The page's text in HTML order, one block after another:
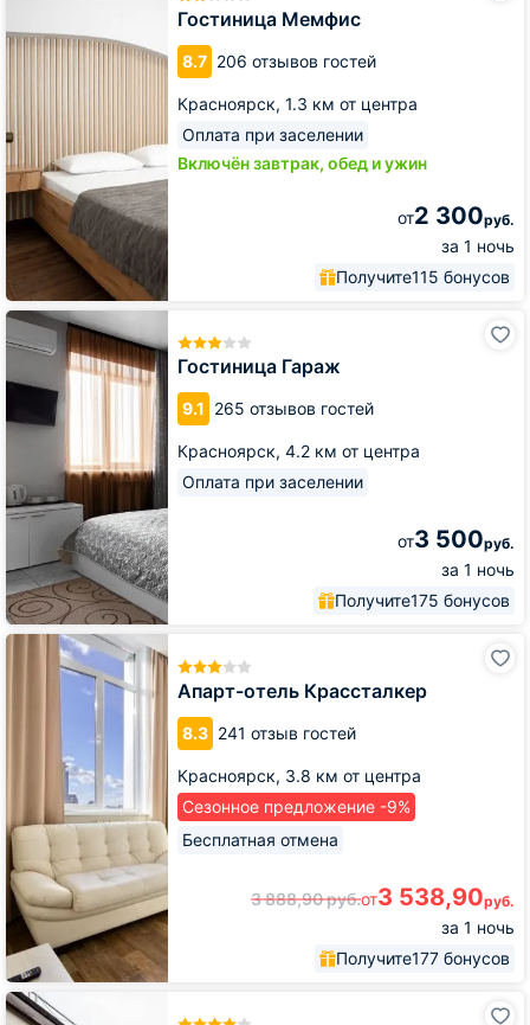
Гостиница Мемфис
8.7 206 отзывов гостей
Красноярск, 1.3 км от центра
Оплата при заселении
Включён завтрак, обед и ужин
от2 300руб.
за 1 ночь
Получите115 бонусов
Гостиница Гараж
9.1 265 отзывов гостей
Красноярск, 4.2 км от центра
Оплата при заселении
от3 500руб.
за 1 ночь
Получите175 бонусов
Гостиница
Гараж
Апарт-отель Крассталкер
8.3 241 отзыв гостей
Красноярск, 3.8 км от центра
Сезонное предложение -9%
Бесплатная отмена
3 888,90руб.от3 538,90руб.
за 1 ночь
Получите177 бонусов
Апарт-
Гостиница
Sky